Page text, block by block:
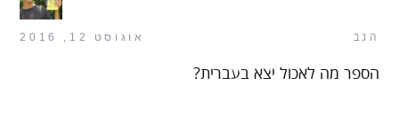
הגב אוגוסט 12, 2016
הספר מה לאכול יצא בעברית?